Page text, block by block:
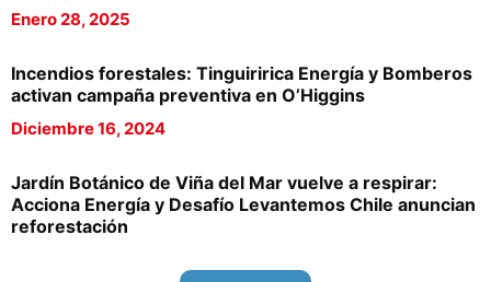
Enero 28, 2025
Incendios forestales: Tinguiririca Energía y Bomberos
activan campaña preventiva en O’Higgins
Diciembre 16, 2024
Jardín Botánico de Viña del Mar vuelve a respirar:
Acciona Energía y Desafío Levantemos Chile anuncian
reforestación